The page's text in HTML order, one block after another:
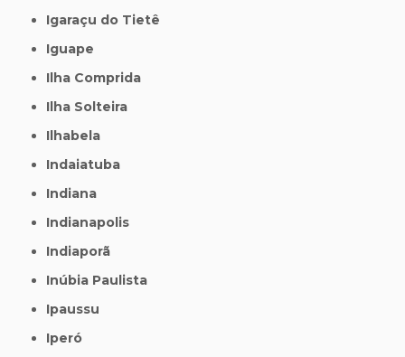
Igaraçu do Tietê
Iguape
Ilha Comprida
Ilha Solteira
Ilhabela
Indaiatuba
Indiana
Indianapolis
Indiaporã
Inúbia Paulista
Ipaussu
Iperó